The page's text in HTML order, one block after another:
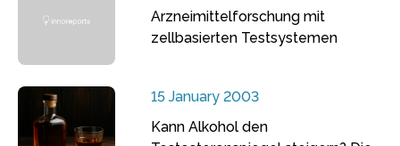
Arzneimittelforschung mit
zellbasierten Testsystemen
15 January 2003
Kann Alkohol den